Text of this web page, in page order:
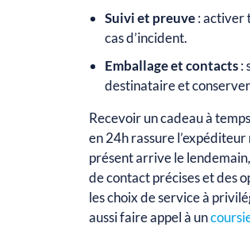
Suivi et preuve: activer
cas d’incident.
Emballage et contacts:
destinataire et
Recevoir un cadeau à
en 24h rassure l’expéditeur
présent arrive le
de contact précises et des
les choix de service à
aussi faire appel à un